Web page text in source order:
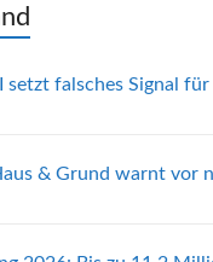
setzt falsches Signal für
& Grund warnt vor